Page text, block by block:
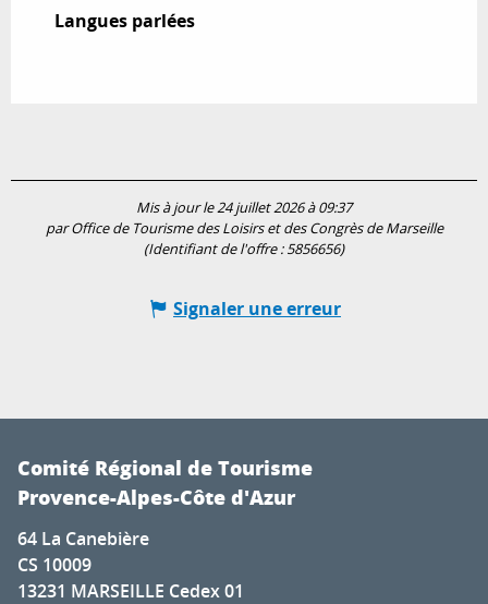
Langues parlées
Langues parlées
Mis à jour le 24 juillet 2026 à 09:37
par Office de Tourisme des Loisirs et des Congrès de Marseille
(Identifiant de l'offre :5856656)
Signaler une erreur
Comité Régional de Tourisme
Provence-Alpes-Côte d'Azur
64 La Canebière
CS 10009
13231 MARSEILLE Cedex 01